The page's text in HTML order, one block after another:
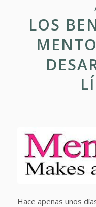
LOS
Hace apenas unos